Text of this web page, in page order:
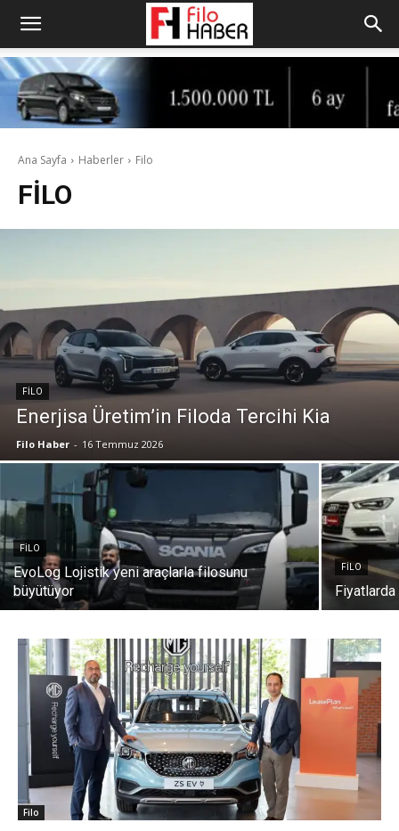
Ana Sayfa Haberler Filo
FILO
FILO
Enerjisa Üretim’in Filoda Tercihi Kia
Filo Haber - 16 Temmuz 2026
FILO
EvoLog Lojistik yeni araçlarla filosunu
büyütüyor
FILO
Filo